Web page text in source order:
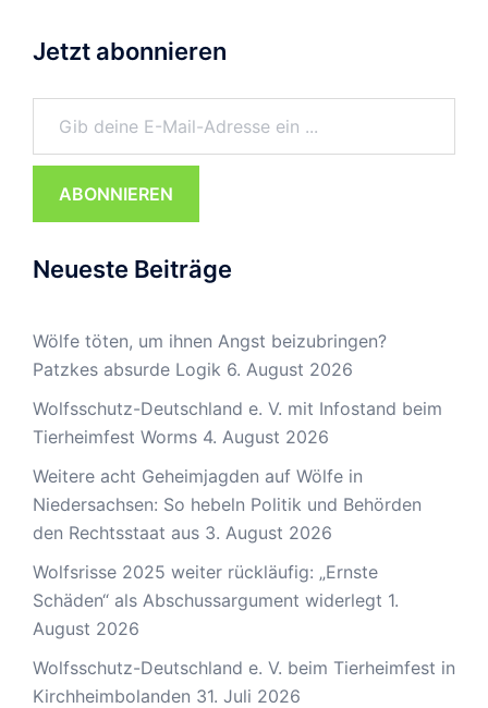
Jetzt abonnieren
Gib deine E-Mail-Adresse ein ...
ABONNIEREN
Neueste Beiträge
Wölfe töten, um ihnen Angst beizubringen?
Patzkes absurde Logik 6. August 2026
Wolfsschutz-Deutschland e. V. mit Infostand beim
Tierheimfest Worms 4. August 2026
Weitere acht Geheimjagden auf Wölfe in
Niedersachsen: So hebeln Politik und Behörden
den Rechtsstaat aus 3. August 2026
Wolfsrisse 2025 weiter rückläufig: „Ernste
Schäden“ als Abschussargument widerlegt 1.
August 2026
Wolfsschutz-Deutschland e. V. beim Tierheimfest in
Kirchheimbolanden 31. Juli 2026